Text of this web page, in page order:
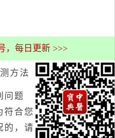
，每日更新 >>>
方法
题
符合您
的，请